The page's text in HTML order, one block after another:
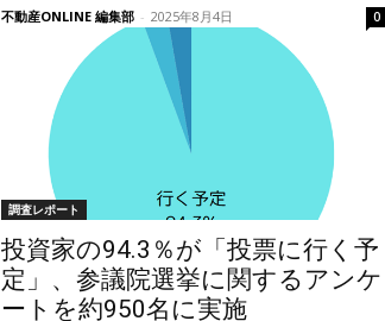
不動産ONLINE 編集部 - 2025年8月4日 0
調査レポート
投資家の94.3％が「投票に行く予
定」、参議院選挙に関するアンケ
ートを約950名に実施